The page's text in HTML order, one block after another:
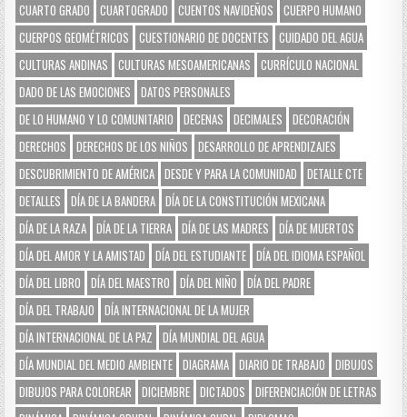
CUARTO GRADO
CUARTOGRADO CUENTOS NAVIDEÑOS
CUERPO HUMANO
CUERPOS GEOMÉTRICOS
CUESTIONARIO DE DOCENTES
CUIDADO DEL AGUA
CULTURAS ANDINAS
CULTURAS MESOAMERICANAS
CURRÍCULO NACIONAL
DADO DE LAS EMOCIONES
DATOS PERSONALES
DE LO HUMANO Y LO COMUNITARIO
DECENAS DECIMALES
DECORACIÓN
DERECHOS
DERECHOS DE LOS NIÑOS
DESARROLLO DE APRENDIZAJES
DESCUBRIMIENTO DE AMÉRICA DESDE Y PARA LA COMUNIDAD
DETALLE CTE
DETALLES
DÍA DE LA BANDERA DÍA DE LA CONSTITUCIÓN MEXICANA
DÍA DE LA RAZA DÍA DE LA TIERRA DÍA DE LAS MADRES
DÍA DE MUERTOS
DÍA DEL AMOR Y LA AMISTAD
DÍA DEL ESTUDIANTE DÍA DEL IDIOMA ESPAÑOL
DÍA DEL LIBRO
DÍA DEL MAESTRO DÍA DEL NIÑO
DÍA DEL PADRE
DÍA DEL TRABAJO
DÍA INTERNACIONAL DE LA MUJER
DÍA INTERNACIONAL DE LA PAZ
DÍA MUNDIAL DEL AGUA
DÍA MUNDIAL DEL MEDIO AMBIENTE DIAGRAMA DIARIO DE TRABAJO
DIBUJOS
DIBUJOS PARA COLOREAR
DICIEMBRE DICTADOS
DIFERENCIACIÓN DE LETRAS